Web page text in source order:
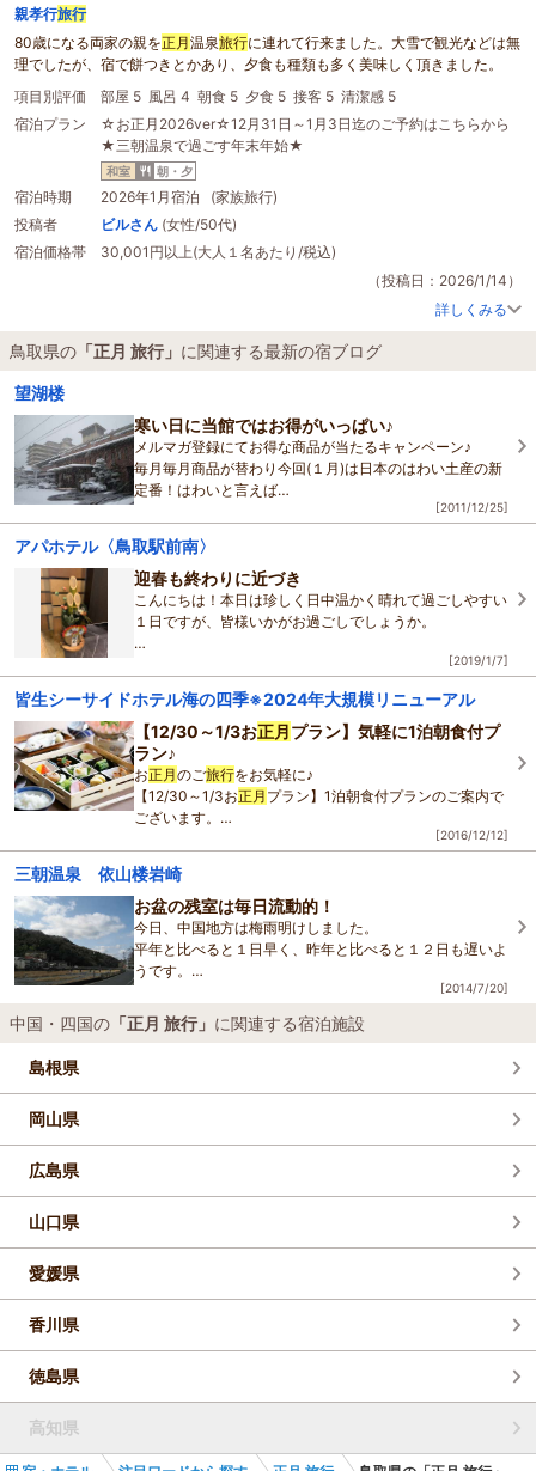
親孝行旅行
80歳になる両家の親を正月温泉旅行に連れて行来ました。大雪で観光などは無
理でしたが、宿で餅つきとかあり、夕食も種類も多く美味しく頂きました。
項目別評価
部屋 5 風呂 4 朝食 5 夕食 5 接客 5 清潔感 5
宿泊プラン
☆お正月2026ver☆12月31日～1月3日迄のご予約はこちらから
★三朝温泉で過ごす年末年始★
和室 朝・夕
宿泊時期
2026年1月宿泊 (家族旅行)
投稿者
ビルさん (女性/50代)
宿泊価格帯
30,001円以上(大人１名あたり/税込)
（投稿日：2026/1/14）
詳しくみる
鳥取県の 「正月 旅行」 に関連する最新の宿ブログ
望湖楼
寒い日に当館ではお得がいっぱい♪
メルマガ登録にてお得な商品が当たるキャンペーン♪
毎月毎月商品が替わり今回(１月)は日本のはわい土産の新
定番！はわいと言えば
マカダミアナッツチョコレート♪どなたの手元に届くか
◆過
[2011/12/25]
アパホテル〈鳥取駅前南〉
迎春も終わりに近づき
こんにちは！本日は珍しく日中温かく晴れて過ごしやすい
１日ですが、皆様いかがお過ごしでしょうか。
ムードもだんだんと終り、本日から会社は勿
お正月沢山遊ばれ
[2019/1/7]
皆生シーサイドホテル海の四季※2024年大規模リニューアル
【12/30～1/3お正月プラン】気軽に1泊朝食付プ
ラン♪
お正月のご旅行をお気軽に♪
【12/30～1/3お正月 プラン】1泊朝食付プランのご案内で
ございます。
観光に、ビジネスに、遅めのチェックインやお得に利用し
たい方
[2016/12/12]
三朝温泉 依山楼岩崎
お盆の残室は毎日流動的！
今日、中国地方は梅雨明けしました。
平年と比べると１日早く、昨年と比べると１２日も遅いよ
うです。
ともあれ、今日から本格的な夏が始まります。
[2014/7/20]
中国・四国の 「正月 旅行」 に関連する宿泊施設
島根県
岡山県
広島県
山口県
愛媛県
香川県
徳島県
高知県